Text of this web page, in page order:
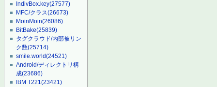
IndivBox.key(27577)
MFC/クラス(26673)
MoinMoin(26086)
BitBake(25839)
タグクラウド/内部被リン
ク数(25714)
smile.world(24521)
Android/ディレクトリ構
成(23686)
IBM T221(23421)